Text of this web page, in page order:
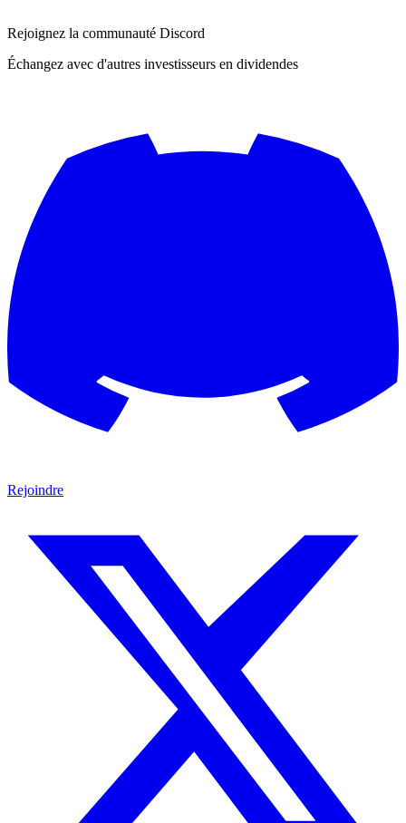
Rejoignez la communauté Discord
Échangez avec d'autres investisseurs en dividendes
Rejoindre